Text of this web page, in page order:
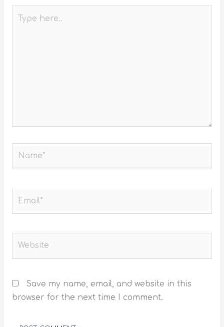
here..
Save my name, email, and website in this
browser for the next time I comment.